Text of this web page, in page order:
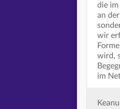
die
an
wir
wird,
im